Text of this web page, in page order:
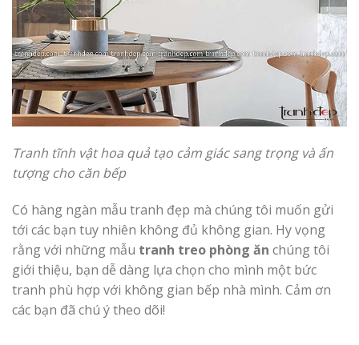
Tranh tĩnh vật hoa quả tạo cảm giác sang trọng và ấn
tượng cho căn bếp
Có hàng ngàn mẫu tranh đẹp mà chúng tôi muốn gửi
tới các bạn tuy nhiên không đủ không gian. Hy vọng
rằng với những mẫu tranh treo phòng ăn chúng tôi
giới thiệu, bạn dễ dàng lựa chọn cho mình một bức
tranh phù hợp với không gian bếp nhà mình. Cảm ơn
các bạn đã chú ý theo dõi!